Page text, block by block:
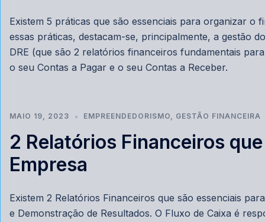
Existem 5 práticas que são essenciais para organizar o
essas práticas, destacam-se, principalmente, a gestão
DRE (que são 2 relatórios financeiros fundamentais
o seu Contas a Pagar e o seu Contas a Receber.
MAIO 19, 2023 EMPREENDEDORISMO, GESTÃO FINANCEIRA
2 Relatórios Financeiros
Empresa
Existem 2 Relatórios Financeiros que são essenciais
e Demonstração de Resultados. O Fluxo de Caixa é